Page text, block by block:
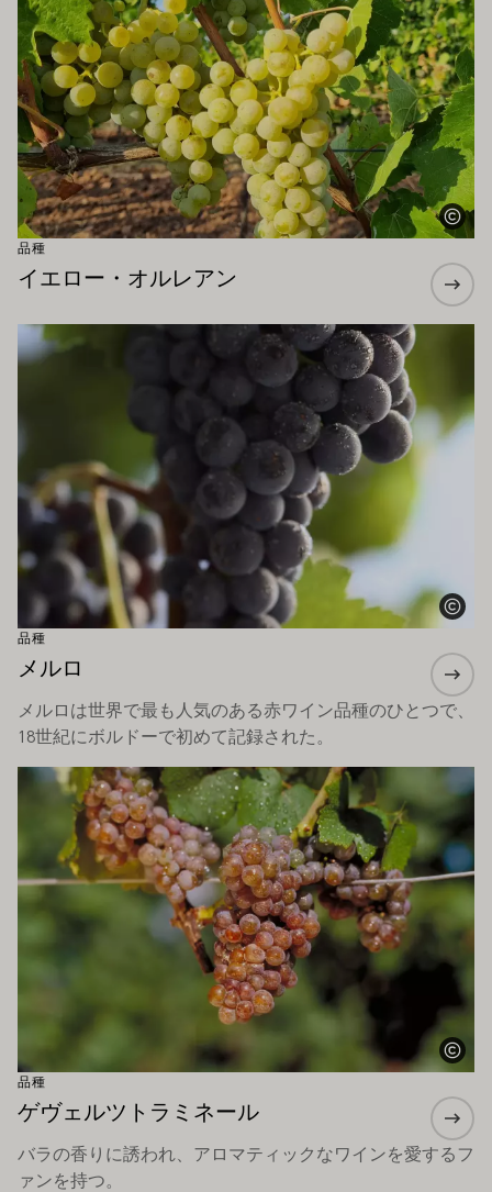
品種
イエロー・オルレアン
品種
メルロ
メルロは世界で最も人気のある赤ワイン品種のひとつで、
18世紀にボルドーで初めて記録された。
もっと詳しく
品種
ゲヴェルツトラミネール
バラの香りに誘われ、アロマティックなワインを愛するフ
ァンを持つ。
もっと詳しく